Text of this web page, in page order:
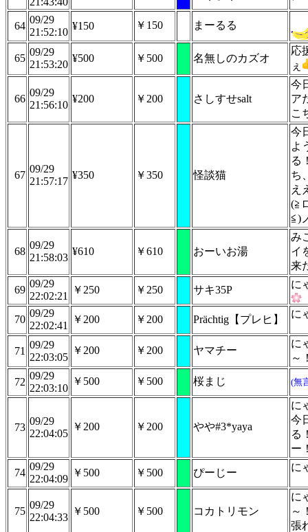
64
09/29
21:52:10
¥150 ￥150 まーるる
65
09/29
21:53:20
¥500 ￥500 名無しのカズオ
応
ぇ
66
09/29
21:56:10
¥200 ￥200 さしすせsalt
今
ア
こ
67
09/29
21:57:17
¥350 ￥350 怪談猫
今
よ
る
ち
え
(≧
≦)
68
09/29
21:58:03
¥610 ￥610 おーいお湯
み
イ
来
69
09/29
22:02:21
￥250 ￥250 サキ35P に
70
09/29
22:02:41
￥200 ￥200 Prächtig【プレヒ】 に
71
09/29
22:03:05
￥200 ￥200 ヤマチー
に
～
72
09/29
22:03:10
￥500 ￥500 桜まじ (無
73
09/29
22:04:05
￥200 ￥200 やや#3*yaya
に
今
る
ー
74
09/29
22:04:09
￥500 ￥500 ぴーじー に
75
09/29
22:04:33
￥500 ￥500 コカトリモン
に
～
張